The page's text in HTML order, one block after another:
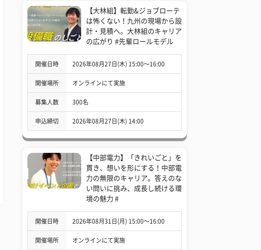
【大林組】転勤&ジョブローテ
は怖くない！九州の現場から設
計・見積へ。大林組のキャリア
の広がり #先輩ロールモデル
開催日時 2026年08月27日(木) 15:00〜16:00
開催場所 オンラインにて実施
募集人数 300名
申込締切 2026年08月27日(木) 14:00
【中部電力】「きれいごと」を
貫き、想いを形にする！中部電
力の無限のキャリア。答えのな
い問いに挑み、成長し続ける環
境の魅力 #
開催日時 2026年08月31日(月) 15:00〜16:00
開催場所 オンラインにて実施